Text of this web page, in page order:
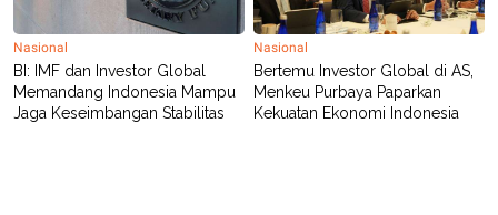
Nasional
BI: IMF dan Investor Global
Memandang Indonesia Mampu
Jaga Keseimbangan Stabilitas
Nasional
Bertemu Investor Global di AS,
Menkeu Purbaya Paparkan
Kekuatan Ekonomi Indonesia